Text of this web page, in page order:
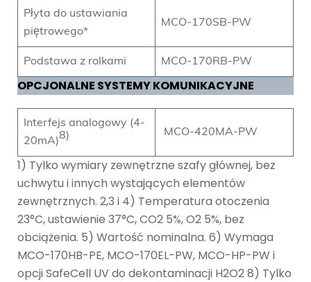
Płyta do ustawiania
piętrowego*
MCO-170SB-PW
Podstawa z rolkami MCO-170RB-PW
OPCJONALNE SYSTEMY KOMUNIKACYJNE
Interfejs analogowy (4-
20mA)8) MCO-420MA-PW
1) Tylko wymiary zewnętrzne szafy głównej, bez
uchwytu i innych wystających elementów
zewnętrznych. 2,3 i 4) Temperatura otoczenia
23°C, ustawienie 37°C, CO2 5%, O2 5%, bez
obciążenia. 5) Wartość nominalna. 6) Wymaga
MCO-170HB-PE, MCO-170EL-PW, MCO-HP-PW i
opcji SafeCell UV do dekontaminacji H2O2 8) Tylko